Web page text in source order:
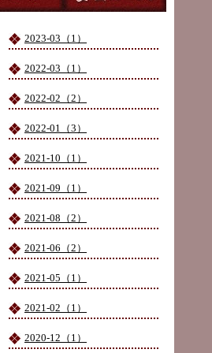
2023-03（1）
2022-03（1）
2022-02（2）
2022-01（3）
2021-10（1）
2021-09（1）
2021-08（2）
2021-06（2）
2021-05（1）
2021-02（1）
2020-12（1）